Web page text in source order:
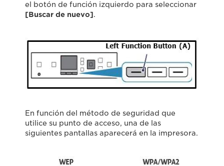
el botón de función izquierdo para seleccionar
[Buscar de nuevo].
En función del método de seguridad que
utilice su punto de acceso, una de las
siguientes pantallas aparecerá en la impresora.